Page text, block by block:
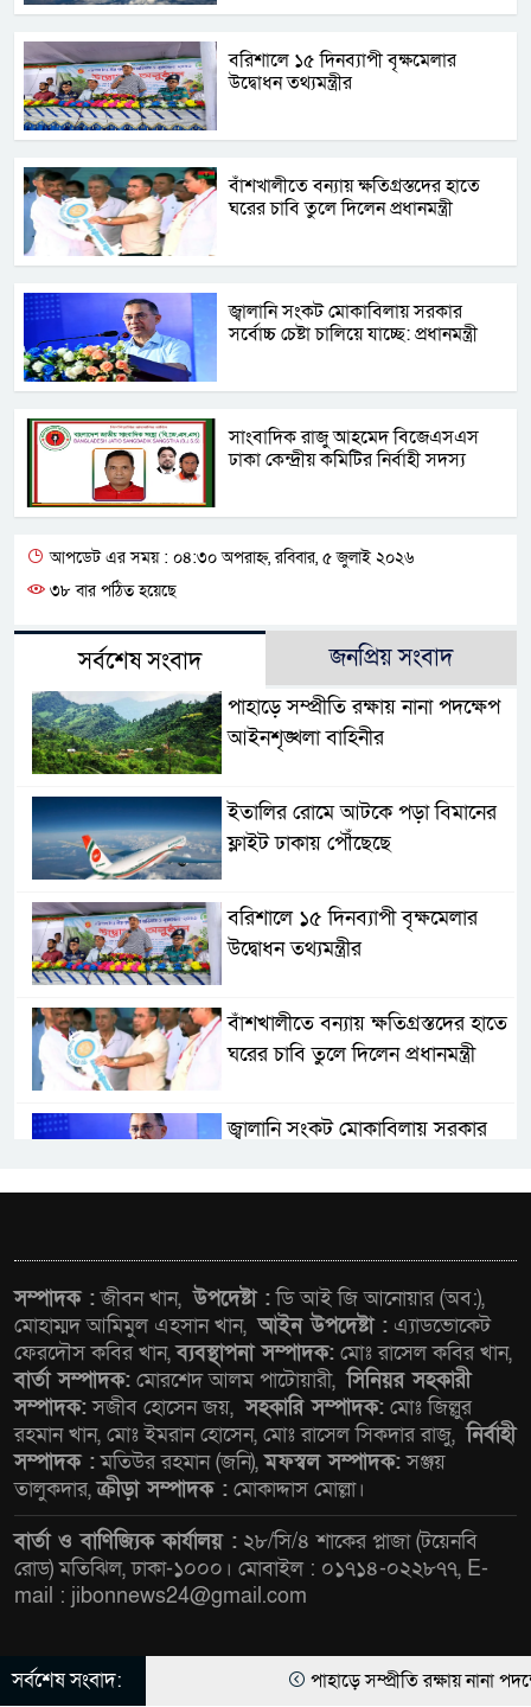
বরিশালে ১৫ দিনব্যাপী বৃক্ষমেলার
উদ্বোধন তথ্যমন্ত্রীর
বাঁশখালীতে বন্যায় ক্ষতিগ্রস্তদের হাতে
ঘরের চাবি তুলে দিলেন প্রধানমন্ত্রী
জ্বালানি সংকট মোকাবিলায় সরকার
সর্বোচ্চ চেষ্টা চালিয়ে যাচ্ছে: প্রধানমন্ত্রী
সাংবাদিক রাজু আহমেদ বিজেএসএস
ঢাকা কেন্দ্রীয় কমিটির নির্বাহী সদস্য
আপডেট এর সময় : ০৪:৩০ অপরাহ্ন, রবিবার, ৫ জুলাই ২০২৬
৩৮ বার পঠিত হয়েছে
সর্বশেষ সংবাদ জনপ্রিয় সংবাদ
পাহাড়ে সম্প্রীতি রক্ষায় নানা পদক্ষেপ
আইনশৃঙ্খলা বাহিনীর
ইতালির রোমে আটকে পড়া বিমানের
ফ্লাইট ঢাকায় পৌঁছেছে
বরিশালে ১৫ দিনব্যাপী বৃক্ষমেলার
উদ্বোধন তথ্যমন্ত্রীর
বাঁশখালীতে বন্যায় ক্ষতিগ্রস্তদের হাতে
ঘরের চাবি তুলে দিলেন প্রধানমন্ত্রী
জ্বালানি সংকট মোকাবিলায় সরকার
ঢাকা কেন্দ্রীয় কমিটির নির্বাহী সদস্য
সিএমএসএফ পুঁজিবাজারে
বিনিয়োগকারীদের স্বার্থ সুরক্ষায়
গুরুত্বপূর্ণ ভূমিকা রাখছে: ওয়াসি
আজম
আন্তর্জাতিক মানের প্যারা ক্রীড়া
প্রতিযোগিতা আয়োজনের উদ্যোগ
নিয়েছে সরকার
নদী দূষণ রোধে সমন্বিত পদক্ষেপ
প্রধানমন্ত্রী
সম্পাদক :জীবন খান,উপদেষ্টা :ডি আই জি আনোয়ার (অব:),
মোহাম্মদ আমিমুল এহসান খান,আইন উপদেষ্টা : এ্যাডভোকেট
ফেরদৌস কবির খান,ব্যবস্থাপনা সম্পাদক: মোঃ রাসেল কবির খান,
বার্তা সম্পাদক: মোরশেদ আলম পাটোয়ারী,সিনিয়র সহকারী
সম্পাদক:সজীব হোসেন জয়,সহকারি সম্পাদক: মোঃ জিল্লুর
রহমান খান, মোঃ ইমরান হোসেন, মোঃ রাসেল সিকদার রাজু,নির্বাহী
সম্পাদক :মতিউর রহমান (জনি),মফস্বল সম্পাদক:সঞ্জয়
তালুকদার,ক্রীড়া সম্পাদক : মোকাদ্দাস মোল্লা।
বার্তা ও বাণিজ্যিক কার্যালয় : ২৮/সি/৪ শাকের প্লাজা (টয়েনবি
রোড) মতিঝিল, ঢাকা-১০০০। মোবাইল : ০১৭১৪-০২২৮৭৭, E-
mail : jibonnews24@gmail.com
© All rights reserved © জীবন নিউজ ২৪ ডট কম লিমিটেড |
সর্বশেষ সংবাদ: পাহাড়ে সম্প্রীতি রক্ষায় নানা